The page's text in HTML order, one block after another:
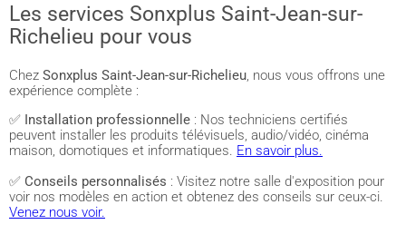
Les services Sonxplus Saint-Jean-sur-
Richelieu pour vous
Chez Sonxplus Saint-Jean-sur-Richelieu, nous vous offrons une
expérience complète :
✅ Installation professionnelle : Nos techniciens certifiés
peuvent installer les produits télévisuels, audio/vidéo, cinéma
maison, domotiques et informatiques. En savoir plus.
✅ Conseils personnalisés : Visitez notre salle d'exposition pour
voir nos modèles en action et obtenez des conseils sur ceux-ci.
Venez nous voir.